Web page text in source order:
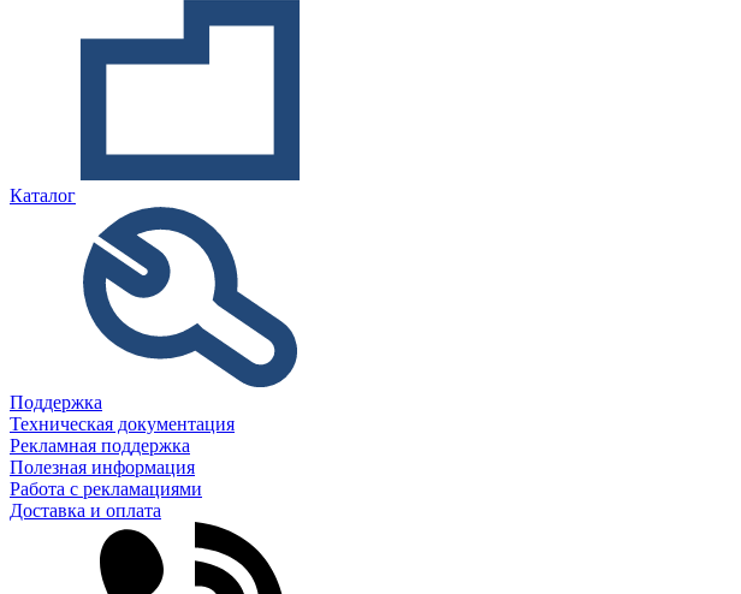
Каталог
Поддержка
Техническая документация
Рекламная поддержка
Полезная информация
Работа с рекламациями
Доставка и оплата